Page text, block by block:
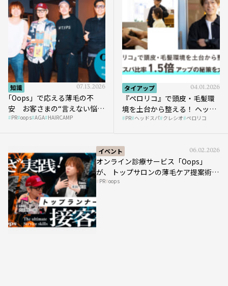
知識 07.13.2026
｢Oops」で応える薄毛の不
安 お客さまの“言えない悩
み”にどう向き合う？ ＃01
PR oops AGA HAIRCAMP
タイアップ 04.01.2026
『ペロリコ』で頭皮・毛髪環
境を土台から整える！ ヘッド
スパ比率1.5倍アップの秘策を
PR ヘッドスパ クレシオ ペロリコ
イベント 06.02.2026
オンライン診療サービス「Oops」
が、 トップサロンの薄毛ケア提案術を
HAIRCAMPで公開！
PR oops